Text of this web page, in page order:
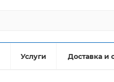
Услуги Доставка и